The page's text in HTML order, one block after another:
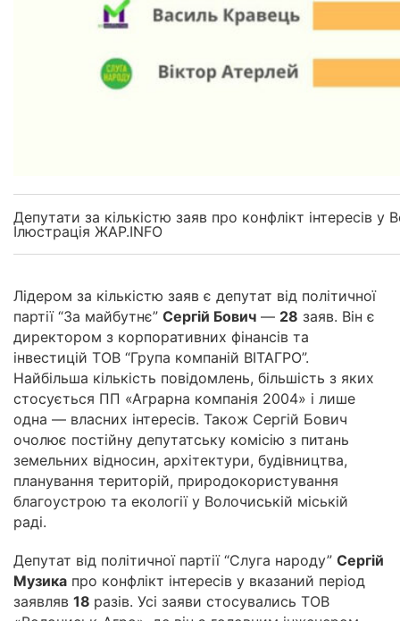
Депутати за кількістю заяв про конфлікт інтересів у
Ілюстрація ЖАР.INFO
Лідером за кількістю заяв є депутат від політичної
партії “За майбутнє” Сергій Бович — 28 заяв. Він є
директором з корпоративних фінансів та
інвестицій ТОВ “Група компаній ВІТАГРО”.
Найбільша кількість повідомлень, більшість з яких
стосується ПП «Аграрна компанія 2004» і лише
одна — власних інтересів. Також Сергій Бович
очолює постійну депутатську комісію з питань
земельних відносин, архітектури, будівництва,
планування територій, природокористування
благоустрою та екології у Волочиській міській
раді.
Депутат від політичної партії “Слуга народу” Сергій
Музика про конфлікт інтересів у вказаний період
заявляв 18 разів. Усі заяви стосувались ТОВ